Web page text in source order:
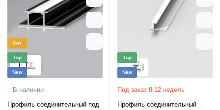
Хит
Top
New
В наличии
Профиль соединительный под
Top
New
Под заказ 8-12 недель
Профиль соединительный